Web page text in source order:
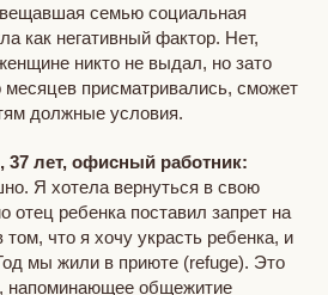
семью социальная
как негативный фактор. Нет,
никто не выдал, но зато
присматривались, сможет
должные условия.
37 лет, офисный работник:
Я хотела вернуться в свою
отец ребенка поставил запрет на
что я хочу украсть ребенка, и
мы жили в приюте (refuge). Это
напоминающее общежитие